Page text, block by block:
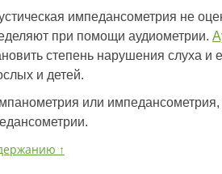
импедансометрия не
при помощи аудиометрии.
степень нарушения слуха и
и детей.
или
↑